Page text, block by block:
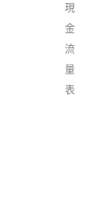
現
金
流
量
表